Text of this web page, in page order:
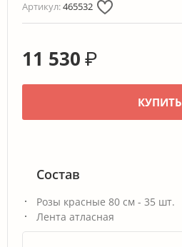
Артикул:465532
11 530 ₽
КУПИТЬ
Состав
Розы красные 80 см - 35 шт.
Лента атласная